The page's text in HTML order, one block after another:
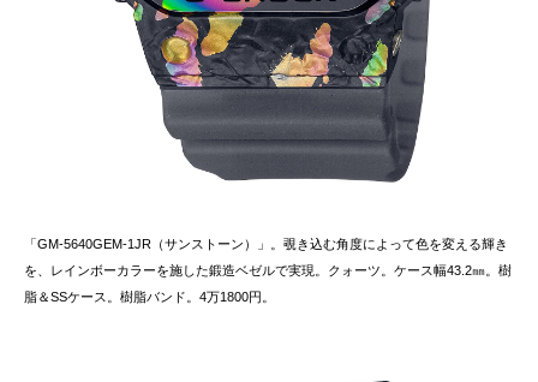
「GM-5640GEM-1JR（サンストーン）」。覗き込む角度によって色を変える輝き
を、レインボーカラーを施した鍛造ベゼルで実現。クォーツ。ケース幅43.2㎜。樹
脂＆SSケース。樹脂バンド。4万1800円。